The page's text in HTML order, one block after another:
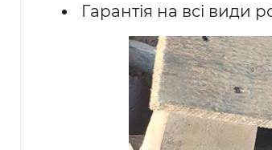
Гарантія на всі види